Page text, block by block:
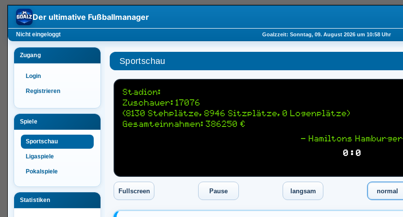
Der ultimative Fußballmanager
Nicht eingeloggt Goalzzeit: Sonntag, 09. August 2026 um 10:58 Uhr
Zugang
Login
Registrieren
Spiele
Sportschau
Ligaspiele
Pokalspiele
Statistiken
Sportschau
Stadion:
Zuschauer: 17076
(8130 Stehplätze, 8946 Sitzplätze, 0 Logenplätze)
Gesamteinnahmen: 386250 €
— Hamiltons Hamburger
0 : 0